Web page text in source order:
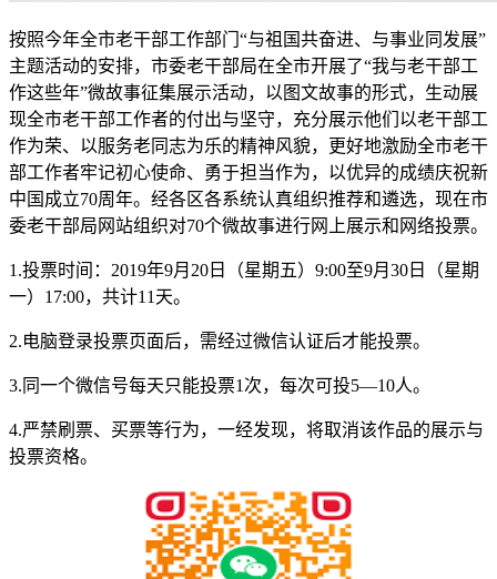
按照今年全市老干部工作部门“与祖国共奋进、与事业同发展”
主题活动的安排，市委老干部局在全市开展了“我与老干部工
作这些年”微故事征集展示活动，以图文故事的形式，生动展
现全市老干部工作者的付出与坚守，充分展示他们以老干部工
作为荣、以服务老同志为乐的精神风貌，更好地激励全市老干
部工作者牢记初心使命、勇于担当作为，以优异的成绩庆祝新
中国成立70周年。经各区各系统认真组织推荐和遴选，现在市
委老干部局网站组织对70个微故事进行网上展示和网络投票。
1.投票时间：2019年9月20日（星期五）9:00至9月30日（星期
一）17:00，共计11天。
2.电脑登录投票页面后，需经过微信认证后才能投票。
3.同一个微信号每天只能投票1次，每次可投5—10人。
4.严禁刷票、买票等行为，一经发现，将取消该作品的展示与
投票资格。